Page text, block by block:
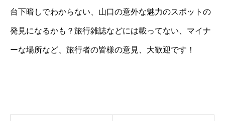
台下暗しでわからない、山口の意外な魅力のスポットの
発見になるかも？旅行雑誌などには載ってない、マイナ
ーな場所など、旅行者の皆様の意見、大歓迎です！